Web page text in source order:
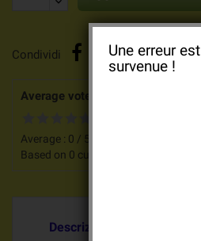
Condividi
Average votes for this product
Average : 0 / 5
Based on 0 customers advices.
Descrizione
Une erreur est
survenue !